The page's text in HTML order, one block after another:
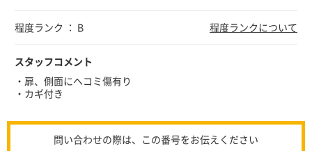
程度ランク ： B 程度ランクについて
スタッフコメント
・扉、側面にヘコミ傷有り
・カギ付き
問い合わせの際は、この番号をお伝えください